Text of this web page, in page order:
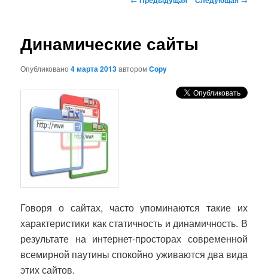
Динамические сайты
Опубликовано4 марта 2013авторомCopy
Говоря о сайтах, часто упоминаются такие их
характеристики как статичность и динамичность. В
результате на интернет-просторах современной
всемирной паутины спокойно уживаются два вида
этих сайтов.